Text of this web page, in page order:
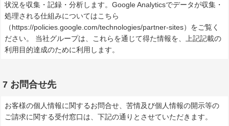
状況を収集・記録・分析します。Google Analyticsでデータが収集・
処理される仕組みについてはこちら
（https://policies.google.com/technologies/partner-sites）をご覧く
ださい。 当社グループは、これらを通じて得た情報を、上記記載の
利用目的達成のために利用します。
7 お問合せ先
お客様の個人情報に関するお問合せ、苦情及び個人情報の開示等の
ご請求に関する受付窓口は、下記の通りとさせていただきます。